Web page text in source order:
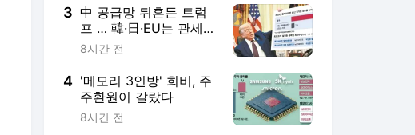
3 中 공급망 뒤흔든 트럼
프 … 韓·日·EU는 관세
15% 안넘게 배려
8시간 전
4 '메모리 3인방' 희비, 주
주환원이 갈랐다
8시간 전